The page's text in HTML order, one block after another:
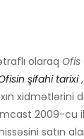
olaraq Ofis
şifahi tarixi
xidmətlərini
2009-cu
satın